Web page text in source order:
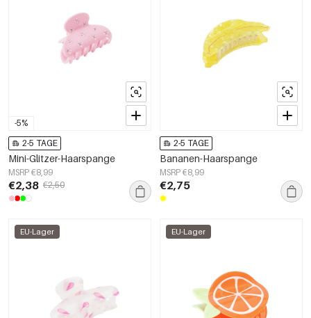
-5%
2-5 TAGE
Mini-Glitzer-Haarspange
MSRP €8,99
€2,38 €2,50
2-5 TAGE
Bananen-Haarspange
MSRP €8,99
€2,75
EU-Lager EU-Lager